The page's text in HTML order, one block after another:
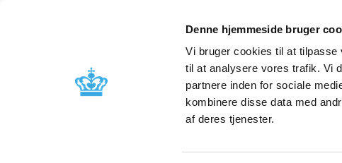
Denne hjemmeside bruger
Vi bruger cookies til at tilpasse
til at analysere vores trafik. Vi
partnere inden for sociale
kombinere disse data med
af deres tjenester.
Godkendelse og
Bivirkninger og